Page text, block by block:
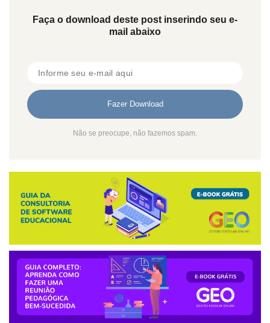
Faça o download deste post inserindo seu e-
mail abaixo
Não se preocupe, não fazemos spam.